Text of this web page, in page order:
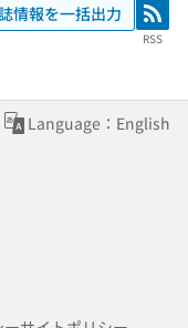
情報を一括出力 RSS
RSS
Language：English